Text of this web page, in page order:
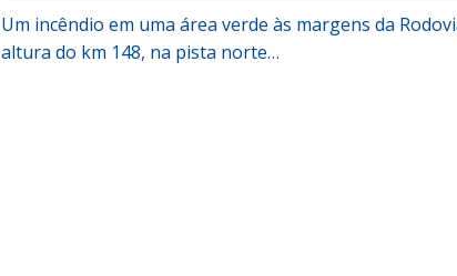
Um incêndio em uma área verde às margens da
altura do km 148, na pista norte…